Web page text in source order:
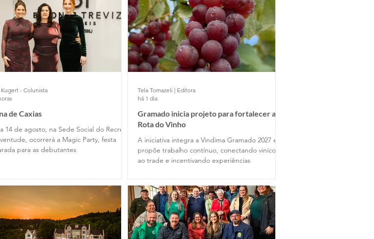
de Caxias
14 de agosto, na Sede Social do Recreio
ocorrerá a Magic Party, festa
para as debutantes
- Colunista
Gramado inicia projeto para fortalecer a
Rota do Vinho
A iniciativa integra a Vindima Gramado 2027 e
propõe trabalho contínuo, conectando vinícolas
ao trade e incentivando experiências
Tela Tomazeli | Editora
há 1 dia